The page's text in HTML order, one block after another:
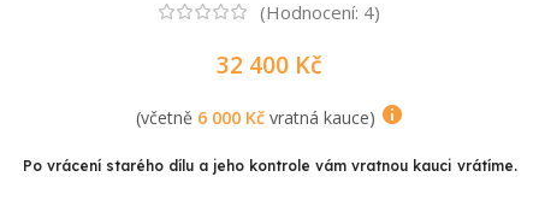
(Hodnocení: 4)
32 400 Kč
(včetně 6 000 Kčvratná kauce)
Po vrácení starého dílu a jeho kontrole vám vratnou kauci vrátíme.